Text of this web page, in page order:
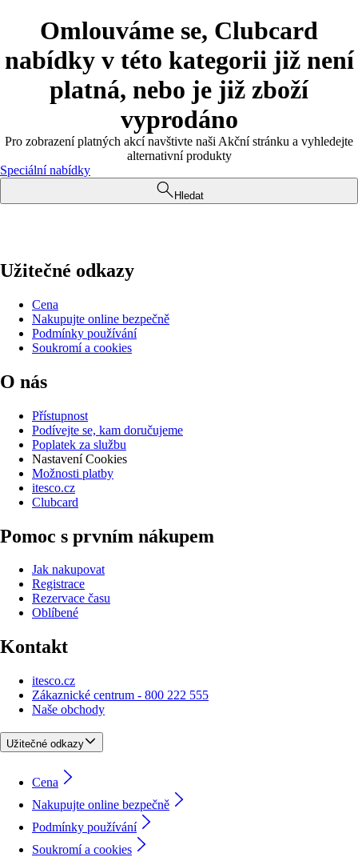
Omlouváme se, Clubcard
nabídky v této kategorii již není
platná, nebo je již zboží
vyprodáno
Pro zobrazení platných akcí navštivte naši Akční stránku a vyhledejte
alternativní produkty
Speciální nabídky
Hledat
Užitečné odkazy
Cena
Nakupujte online bezpečně
Podmínky používání
Soukromí a cookies
O nás
Přístupnost
Podívejte se, kam doručujeme
Poplatek za službu
Nastavení Cookies
Možnosti platby
itesco.cz
Clubcard
Pomoc s prvním nákupem
Jak nakupovat
Registrace
Rezervace času
Oblíbené
Kontakt
itesco.cz
Zákaznické centrum - 800 222 555
Naše obchody
Užitečné odkazy
Cena
Nakupujte online bezpečně
Podmínky používání
Soukromí a cookies